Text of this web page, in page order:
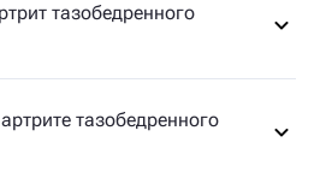
тазобедренного
тазобедренного